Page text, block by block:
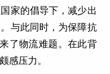
家的倡导下，减少出
与此同时，为保障抗
了物流难题。在此背
感压力。